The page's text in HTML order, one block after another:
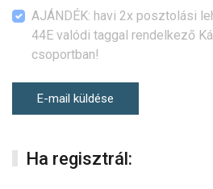
AJÁNDÉK: havi 2x posztolási
44E valódi taggal rendelkező
csoportban!
E-mail küldése
Ha regisztrál: